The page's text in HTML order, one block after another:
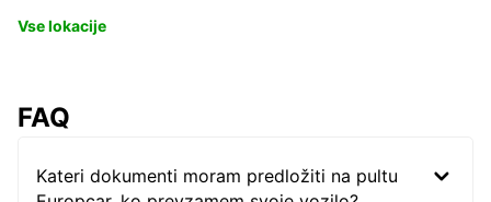
Vse lokacije
FAQ
Kateri dokumenti moram predložiti na pultu